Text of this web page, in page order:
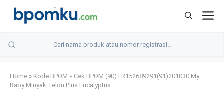
Skip
Home » Kode BPOM » Cek BPOM (90)TR152689291(91)201030 My
Baby Minyak Telon Plus Eucalyptus